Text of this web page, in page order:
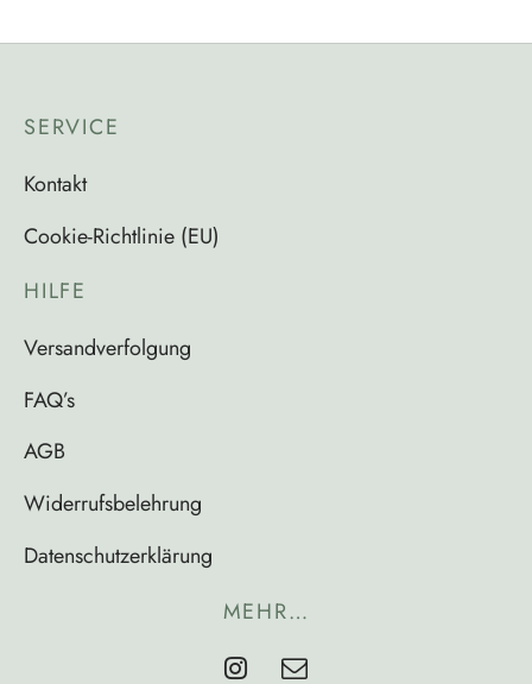
SERVICE
Kontakt
Cookie-Richtlinie (EU)
HILFE
Versandverfolgung
FAQ’s
AGB
Widerrufsbelehrung
Datenschutzerklärung
MEHR…